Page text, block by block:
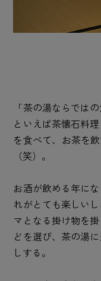
「茶の湯ならでは
といえば茶懐石料
を食べて、お茶を
（笑）。
お酒が飲める年に
れがとても楽しい
マとなる掛け物を
どを選び、茶の湯
しする。